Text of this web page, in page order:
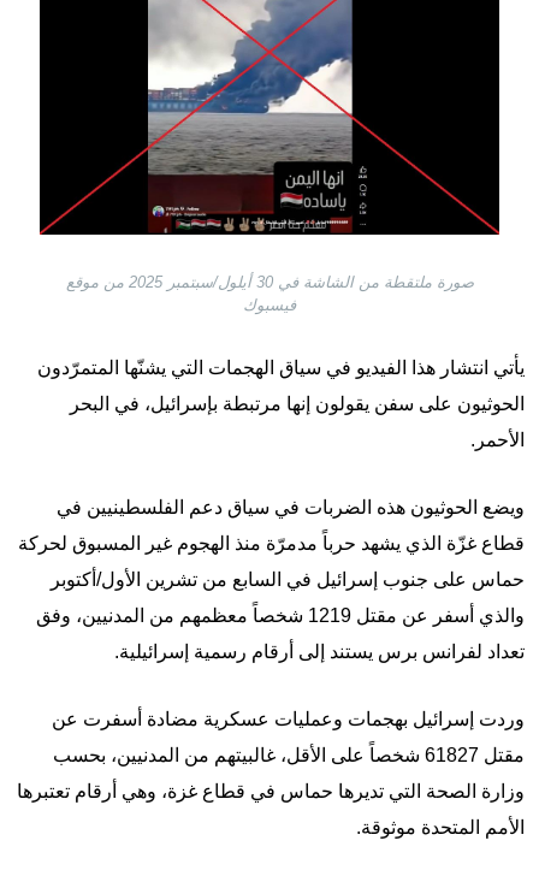
صورة ملتقطة من الشاشة في 30 أيلول/سبتمبر 2025 من موقع
فيسبوك
يأتي انتشار هذا الفيديو في سياق الهجمات التي يشنّها المتمرّدون
الحوثيون على سفن يقولون إنها مرتبطة بإسرائيل، في البحر
الأحمر.
ويضع الحوثيون هذه الضربات في سياق دعم الفلسطينيين في
قطاع غزّة الذي يشهد حرباً مدمرّة منذ الهجوم غير المسبوق لحركة
حماس على جنوب إسرائيل في السابع من تشرين الأول/أكتوبر
والذي أسفر عن مقتل 1219 شخصاً معظمهم من المدنيين، وفق
تعداد لفرانس برس يستند إلى أرقام رسمية إسرائيلية.
وردت إسرائيل بهجمات وعمليات عسكرية مضادة أسفرت عن
مقتل 61827 شخصاً على الأقل، غالبيتهم من المدنيين، بحسب
وزارة الصحة التي تديرها حماس في قطاع غزة، وهي أرقام تعتبرها
الأمم المتحدة موثوقة.